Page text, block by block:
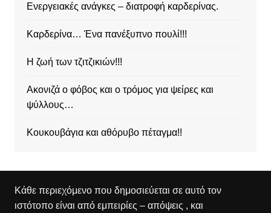
Ενεργειακές ανάγκες – διατροφή καρδερίνας.
Καρδερίνα… Ένα πανέξυπνο πουλί!!!
Η ζωή των τζιτζικιών!!!
Ακονιζά ο φόβος και ο τρόμος για ψείρες και
ψύλλους…
Κουκουβάγια και αθόρυβο πέταγμα!!
Κάθε περιεχόμενο που δημοσιεύεται σε αυτό τον
ιστότοπο είναι από εμπειρίες – απόψεις , και